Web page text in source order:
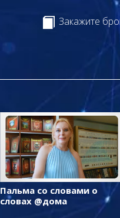
Закажите
Пальма со словами о
словах @дома